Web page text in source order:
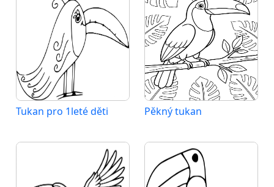
Tukan pro 1leté děti Pěkný tukan